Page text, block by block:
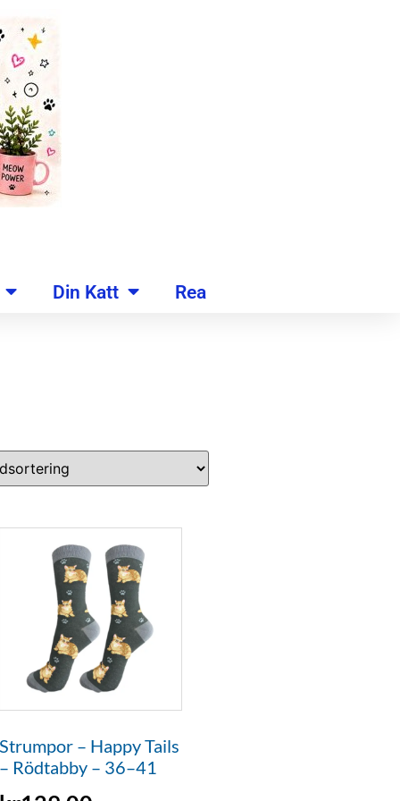
Din Katt Rea
Strumpor – Happy Tails
– Rödtabby – 36–41